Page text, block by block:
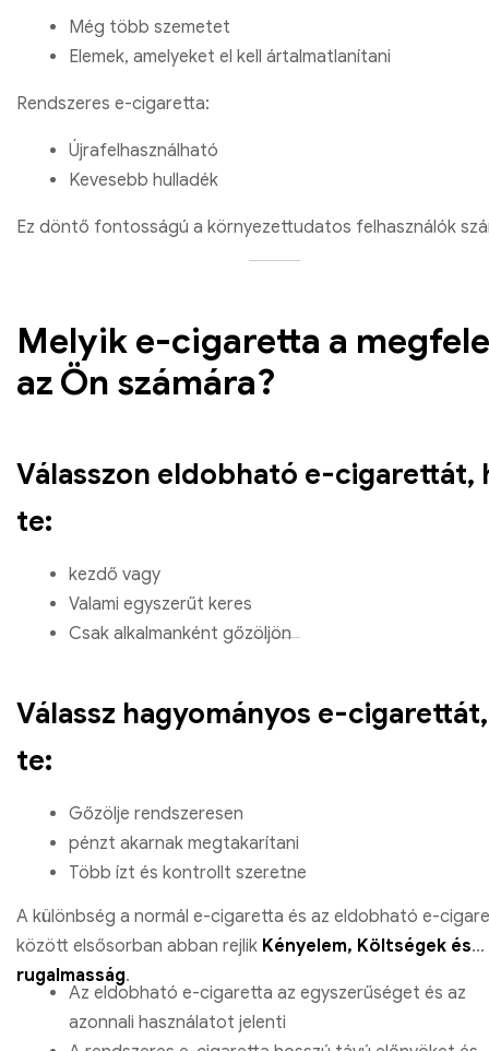
Még több szemetet
Elemek, amelyeket el kell ártalmatlanítani
Rendszeres e-cigaretta:
Újrafelhasználható
Kevesebb hulladék
Ez döntő fontosságú a környezettudatos felhasználók
Melyik e-cigaretta a
az Ön számára?
Válasszon eldobható e-cigarettát,
te:
kezdő vagy
Valami egyszerűt keres
Csak alkalmanként gőzöljön
Válassz hagyományos e-
te:
Gőzölje rendszeresen
pénzt akarnak megtakarítani
Több ízt és kontrollt szeretne
A különbség a normál e-cigaretta és az eldobható e-
között elsősorban abban rejlik Kényelem, Költségek és
rugalmasság.
Az eldobható e-cigaretta az egyszerűséget és az
azonnali használatot jelenti